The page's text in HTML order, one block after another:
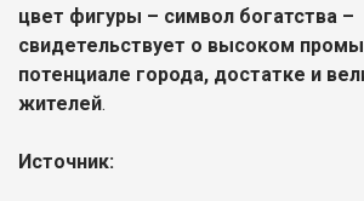
цвет фигуры – символ богатства –
свидетельствует о высоком
потенциале города, достатке и
жителей.
Источник: